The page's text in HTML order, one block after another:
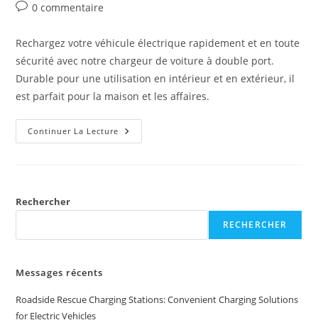
0 commentaire
Rechargez votre véhicule électrique rapidement et en toute
sécurité avec notre chargeur de voiture à double port.
Durable pour une utilisation en intérieur et en extérieur, il
est parfait pour la maison et les affaires.
Continuer La Lecture
Rechercher
RECHERCHER
Messages récents
Roadside Rescue Charging Stations: Convenient Charging Solutions
for Electric Vehicles